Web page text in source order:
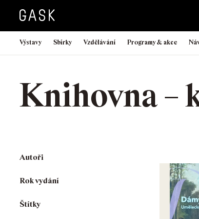
Výstavy Sbírky Vzdělávání Programy & akce
Knihovna –
Autoři
Rok vydání
Štítky